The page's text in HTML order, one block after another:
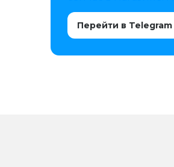
Перейти в Telegram